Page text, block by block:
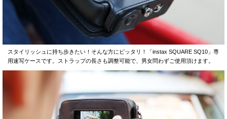
スタイリッシュに持ち歩きたい！そんな方にピッタリ！「instax SQUARE SQ10」専
用速写ケースです。ストラップの長さも調整可能で、男女問わずご使用頂けます。